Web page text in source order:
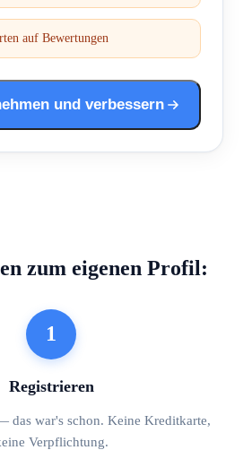
auf Bewertungen
und verbessern
zum eigenen Profil:
1
Registrieren
das war's schon. Keine Kreditkarte,
Verpflichtung.